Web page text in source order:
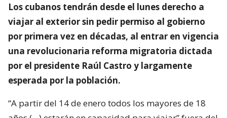
Los cubanos tendrán desde el lunes derecho a
viajar al exterior sin pedir permiso al gobierno
por primera vez en décadas, al entrar en vigencia
una revolucionaria reforma migratoria dictada
por el presidente Raúl Castro y largamente
esperada por la población.
“A partir del 14 de enero todos los mayores de 18